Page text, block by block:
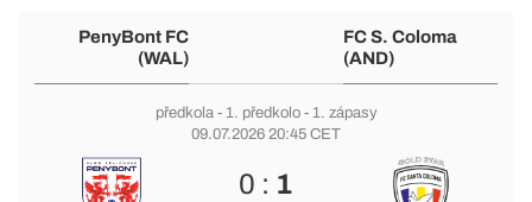
PenyBont FC
(WAL)
FC S. Coloma
(AND)
předkola- 1. předkolo- 1. zápasy
09.07.2026 20:45 CET
0 : 1